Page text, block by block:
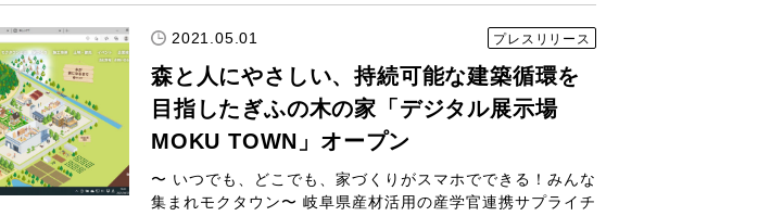
2021.05.01 プレスリリース
森と人にやさしい、持続可能な建築循環を
目指したぎふの木の家「デジタル展示場
MOKU TOWN」オープン
〜 いつでも、どこでも、家づくりがスマホでできる！みんな
集まれモクタウン〜 岐阜県産材活用の産学官連携サプライチ